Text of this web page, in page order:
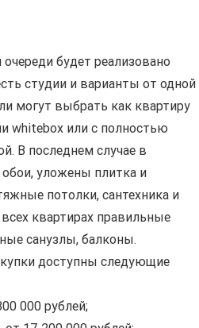
будет реализовано
студии и варианты от одной
могут выбрать как квартиру
whitebox или с полностью
В последнем случае в
уложены плитка и
потолки, сантехника и
квартирах правильные
санузлы, балконы.
доступны следующие
000 рублей;